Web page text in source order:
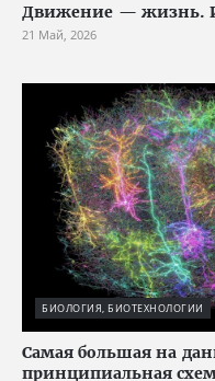
Движение — жизнь. И
21 Май, 2026
БИОЛОГИЯ, БИОТЕХНОЛОГИИ
Cамая большая на
принципиальная